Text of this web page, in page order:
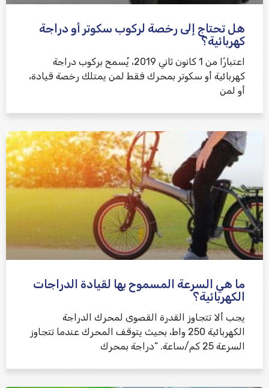
هل تحتاج إلى رخصة لركوب سكوتر أو دراجة
كهربائية؟
اعتبارًا من 1 كانون ثاني 2019، يُسمح بركوب دراجة
كهربائية أو سكوتر بمحرك فقط لمن يمتلك رخصة قيادة،
أو لمن
ما هي السرعة المسموح بها لقيادة الدراجات
الكهربائية؟
يجب ألا تتجاوز القدرة القصوى لمحرك الدراجة
الكهربائية 250 واط، بحيث يتوقف المحرك عندما تتجاوز
السرعة 25 كم/ساعة. “دراجة بمحرك